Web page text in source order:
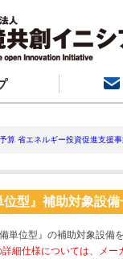
算 省エネルギー投資促進支援
位型』補助対象設備
単位型』の補助対象設備
細仕様については、メー